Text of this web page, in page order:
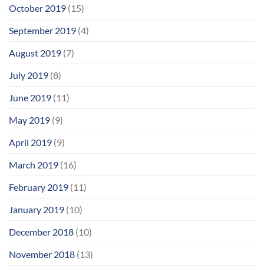
October 2019 (15)
September 2019 (4)
August 2019 (7)
July 2019 (8)
June 2019 (11)
May 2019 (9)
April 2019 (9)
March 2019 (16)
February 2019 (11)
January 2019 (10)
December 2018 (10)
November 2018 (13)